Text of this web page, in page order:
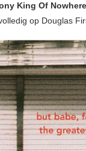
King Of Nowhere
op Douglas